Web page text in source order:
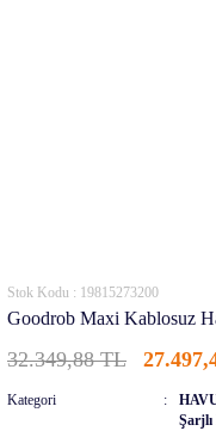
Stok Kodu : 19815273200
Goodrob Maxi Kablosuz
32.349,88 TL
Kategori